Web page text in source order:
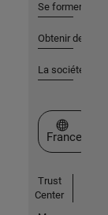
Se former
Obtenir de l'aide
La société
France
Trust
Center